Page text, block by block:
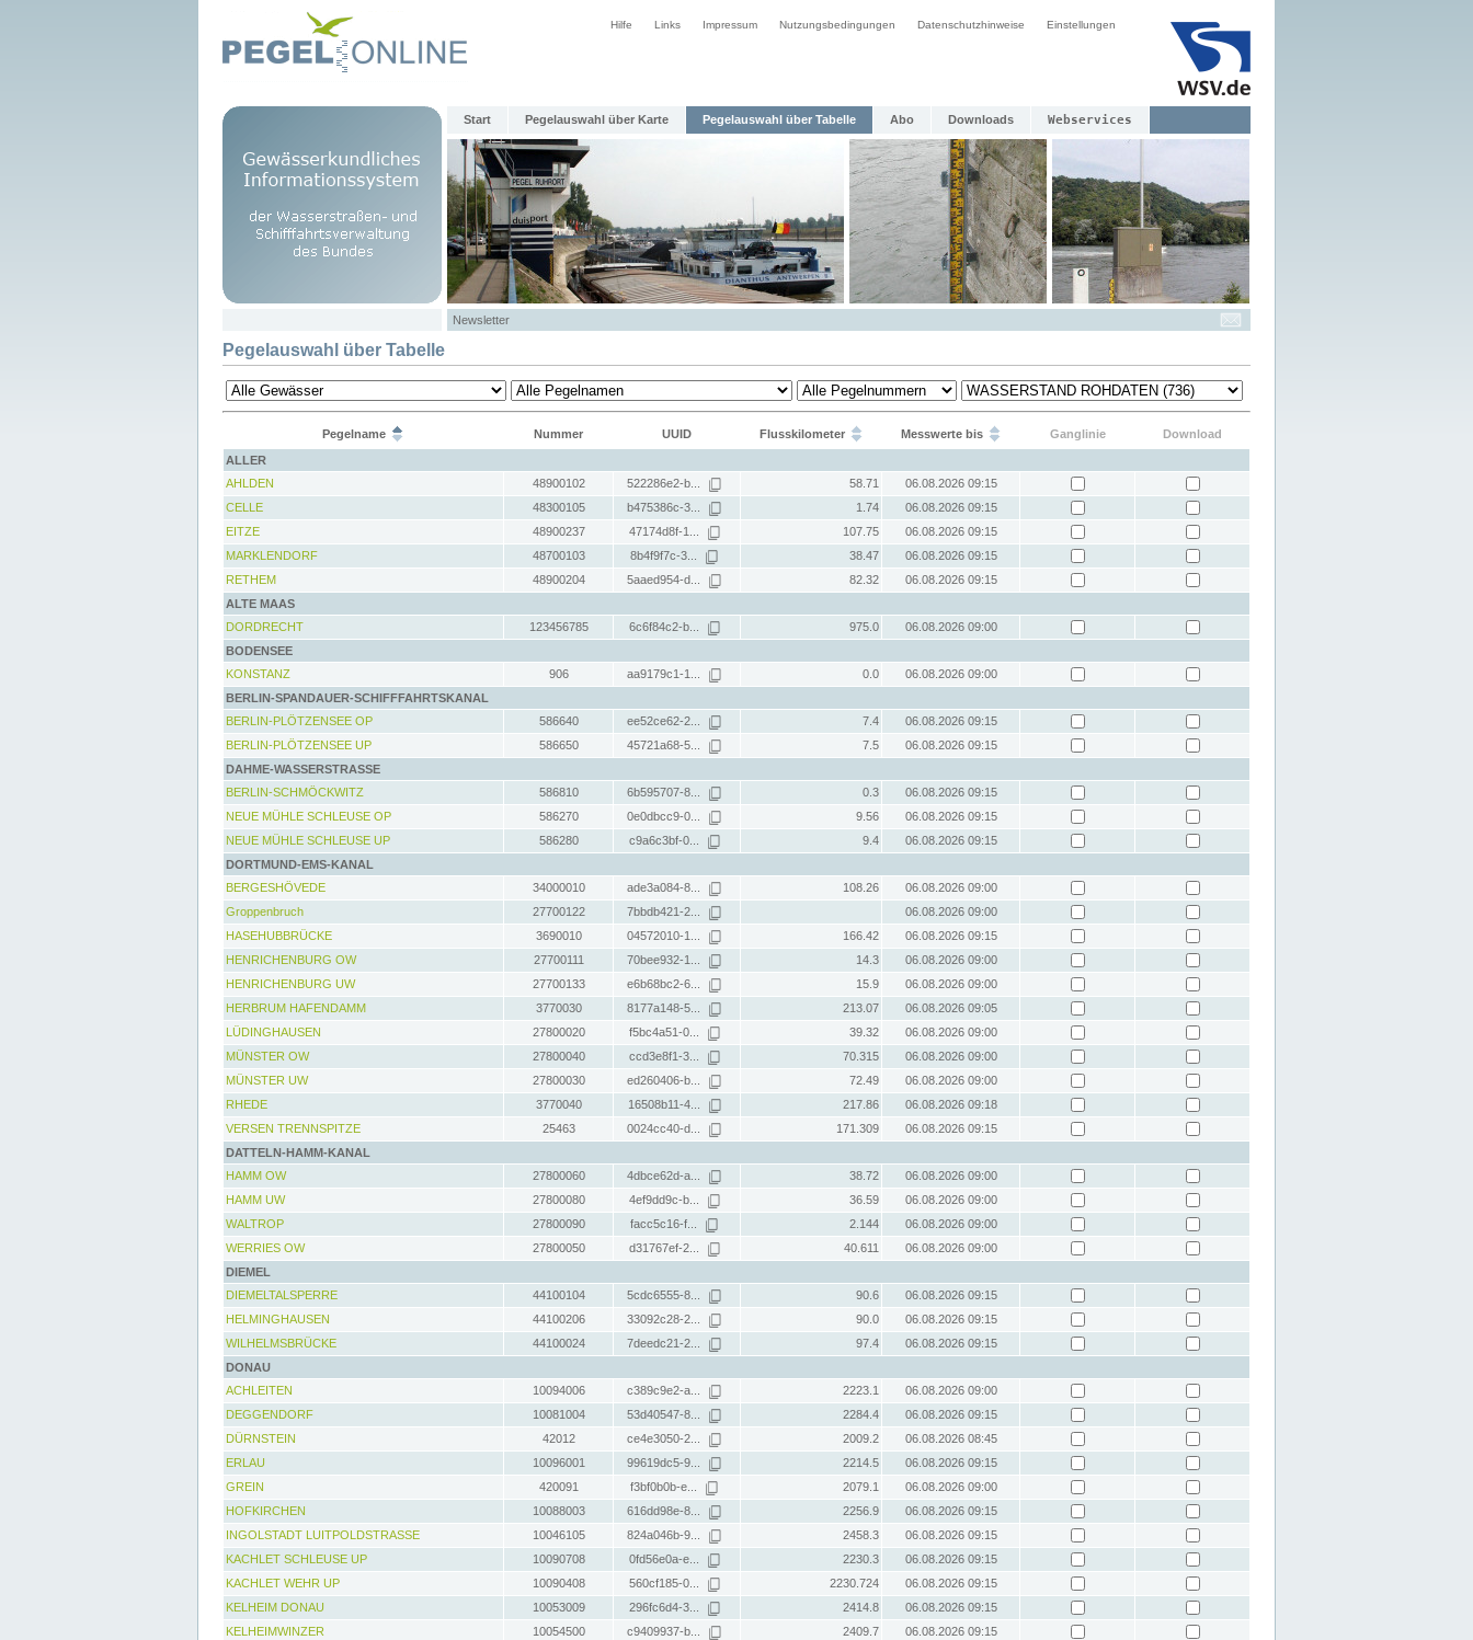
Hilfe Links Impressum Nutzungsbedingungen Datenschutzhinweise Einstellungen
Start Pegelauswahl über Karte Pegelauswahl über Tabelle Abo Downloads Webservices
Newsletter
Pegelauswahl über Tabelle
Pegelname Nummer UUID Flusskilometer Messwerte bis Ganglinie
Download
ALLER
AHLDEN
48900102 522286e2-b... 58.71
06.08.2026 09:15
CELLE
48300105 b475386c-3... 1.74
06.08.2026 09:15
EITZE
48900237 47174d8f-1... 107.75
06.08.2026 09:15
MARKLENDORF
48700103 8b4f9f7c-3... 38.47
06.08.2026 09:15
RETHEM
48900204 5aaed954-d... 82.32
06.08.2026 09:15
ALTE MAAS
DORDRECHT
123456785 6c6f84c2-b... 975.0
06.08.2026 09:00
BODENSEE
KONSTANZ
906 aa9179c1-1... 0.0
06.08.2026 09:00
BERLIN-SPANDAUER-SCHIFFFAHRTSKANAL
BERLIN-PLÖTZENSEE OP
586640 ee52ce62-2... 7.4
06.08.2026 09:15
BERLIN-PLÖTZENSEE UP
586650 45721a68-5... 7.5
06.08.2026 09:15
DAHME-WASSERSTRASSE
BERLIN-SCHMÖCKWITZ
586810 6b595707-8... 0.3
06.08.2026 09:15
NEUE MÜHLE SCHLEUSE OP
586270 0e0dbcc9-0... 9.56
06.08.2026 09:15
NEUE MÜHLE SCHLEUSE UP
586280 c9a6c3bf-0... 9.4
06.08.2026 09:15
DORTMUND-EMS-KANAL
BERGESHÖVEDE
34000010 ade3a084-8... 108.26
06.08.2026 09:00
Groppenbruch
27700122 7bbdb421-2...
06.08.2026 09:00
HASEHUBBRÜCKE
3690010 04572010-1... 166.42
06.08.2026 09:15
HENRICHENBURG OW
27700111 70bee932-1... 14.3
06.08.2026 09:00
HENRICHENBURG UW
27700133 e6b68bc2-6... 15.9
06.08.2026 09:00
HERBRUM HAFENDAMM
3770030 8177a148-5... 213.07
06.08.2026 09:05
LÜDINGHAUSEN
27800020 f5bc4a51-0... 39.32
06.08.2026 09:00
MÜNSTER OW
27800040 ccd3e8f1-3... 70.315
06.08.2026 09:00
MÜNSTER UW
27800030 ed260406-b... 72.49
06.08.2026 09:00
RHEDE
3770040 16508b11-4... 217.86
06.08.2026 09:18
VERSEN TRENNSPITZE
25463 0024cc40-d... 171.309
06.08.2026 09:15
DATTELN-HAMM-KANAL
HAMM OW
27800060 4dbce62d-a... 38.72
06.08.2026 09:00
HAMM UW
27800080 4ef9dd9c-b... 36.59
06.08.2026 09:00
WALTROP
27800090 facc5c16-f... 2.144
06.08.2026 09:00
WERRIES OW
27800050 d31767ef-2... 40.611
06.08.2026 09:00
DIEMEL
DIEMELTALSPERRE
44100104 5cdc6555-8... 90.6
06.08.2026 09:15
HELMINGHAUSEN
44100206 33092c28-2... 90.0
06.08.2026 09:15
WILHELMSBRÜCKE
44100024 7deedc21-2... 97.4
06.08.2026 09:15
DONAU
ACHLEITEN
10094006 c389c9e2-a... 2223.1
06.08.2026 09:00
DEGGENDORF
10081004 53d40547-8... 2284.4
06.08.2026 09:15
DÜRNSTEIN
42012 ce4e3050-2... 2009.2
06.08.2026 08:45
ERLAU
10096001 99619dc5-9... 2214.5
06.08.2026 09:15
GREIN
420091 f3bf0b0b-e... 2079.1
06.08.2026 09:00
HOFKIRCHEN
10088003 616dd98e-8... 2256.9
06.08.2026 09:15
INGOLSTADT LUITPOLDSTRASSE
10046105 824a046b-9... 2458.3
06.08.2026 09:15
KACHLET SCHLEUSE UP
10090708 0fd56e0a-e... 2230.3
06.08.2026 09:15
KACHLET WEHR UP
10090408 560cf185-0... 2230.724
06.08.2026 09:15
KELHEIM DONAU
10053009 296fc6d4-3... 2414.8
06.08.2026 09:15
KELHEIMWINZER
10054500 c9409937-b... 2409.7
06.08.2026 09:15